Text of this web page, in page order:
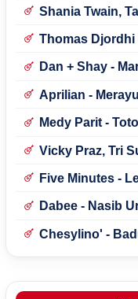
Shania Twain,
Thomas Djordhi
Dan + Shay -
Aprilian -
Medy Parit -
Vicky Praz, Tri
Five Minutes -
Dabee - Nasib
Chesylino' -